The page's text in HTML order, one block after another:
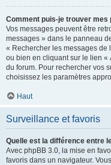
Comment puis-je trouver
Vos messages peuvent être
messages » dans le panneau
« Rechercher les messages de
ou bien en cliquant sur le lien «
du forum. Pour rechercher vos
choisissez les paramètres
Haut
Surveillance et favoris
Quelle est la différence entre
Avec phpBB 3.0, la mise en
favoris dans un navigateur.